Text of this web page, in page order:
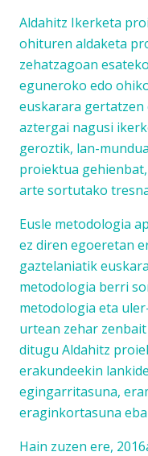
Aldahitz Ikerketa
ohituren aldaketa
zehatzagoan
eguneroko edo
euskarara
aztergai nagusi
geroztik, lan-
proiektua
arte sortutako
Eusle metodologia
ez diren egoeretan
gaztelaniatik
metodologia berri
metodologia eta
urtean zehar
ditugu Aldahitz
erakundeekin
egingarritasuna,
eraginkortasuna
Hain zuzen ere,